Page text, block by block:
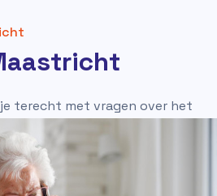
terecht met vragen over het
reader.